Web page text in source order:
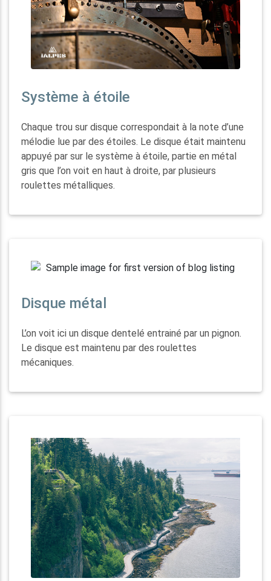
Système à étoile
Chaque trou sur disque correspondait à la note d’une
mélodie lue par des étoiles. Le disque était maintenu
appuyé par sur le système à étoile, partie en métal
gris que l’on voit en haut à droite, par plusieurs
roulettes métalliques.
Disque métal
L’on voit ici un disque dentelé entrainé par un pignon.
Le disque est maintenu par des roulettes
mécaniques.